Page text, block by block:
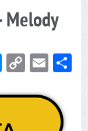
Melody
Messenger
Copy